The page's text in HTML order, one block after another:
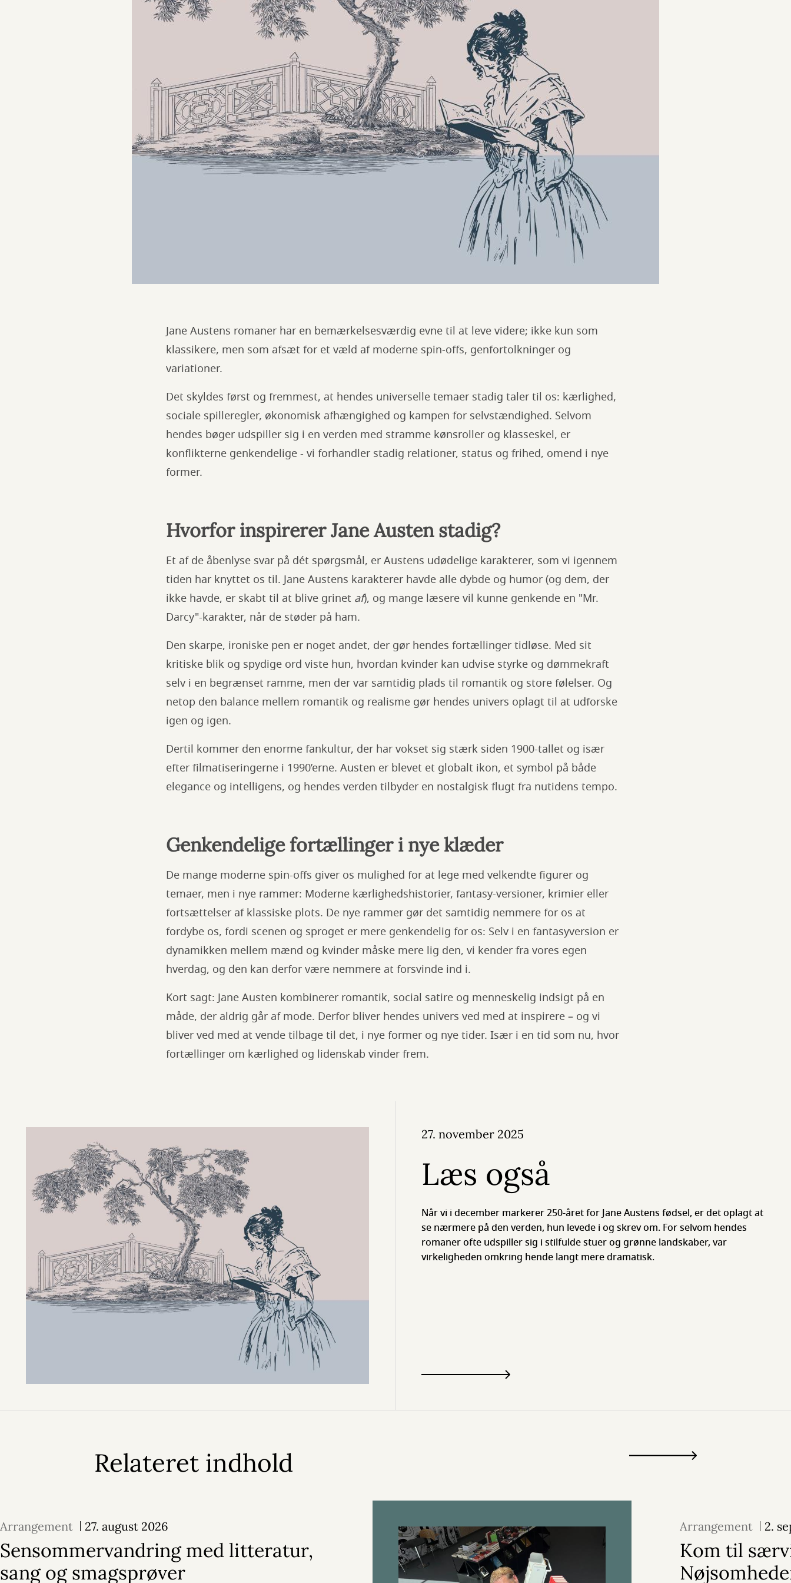
Jane Austens romaner har en bemærkelsesværdig evne til at leve videre; ikke kun som
klassikere, men som afsæt for et væld af moderne spin-offs, genfortolkninger og
variationer.
Det skyldes først og fremmest, at hendes universelle temaer stadig taler til os: kærlighed,
sociale spilleregler, økonomisk afhængighed og kampen for selvstændighed. Selvom
hendes bøger udspiller sig i en verden med stramme kønsroller og klasseskel, er
konflikterne genkendelige - vi forhandler stadig relationer, status og frihed, omend i nye
former.
Hvorfor inspirerer Jane Austen stadig?
Et af de åbenlyse svar på dét spørgsmål, er Austens udødelige karakterer, som vi igennem
tiden har knyttet os til. Jane Austens karakterer havde alle dybde og humor (og dem, der
ikke havde, er skabt til at blive grinet af), og mange læsere vil kunne genkende en "Mr.
Darcy"-karakter, når de støder på ham.
Den skarpe, ironiske pen er noget andet, der gør hendes fortællinger tidløse. Med sit
kritiske blik og spydige ord viste hun, hvordan kvinder kan udvise styrke og dømmekraft
selv i en begrænset ramme, men der var samtidig plads til romantik og store følelser. Og
netop den balance mellem romantik og realisme gør hendes univers oplagt til at udforske
igen og igen.
Dertil kommer den enorme fankultur, der har vokset sig stærk siden 1900-tallet og især
efter filmatiseringerne i 1990’erne. Austen er blevet et globalt ikon, et symbol på både
elegance og intelligens, og hendes verden tilbyder en nostalgisk flugt fra nutidens tempo.
Genkendelige fortællinger i nye klæder
De mange moderne spin-offs giver os mulighed for at lege med velkendte figurer og
temaer, men i nye rammer: Moderne kærlighedshistorier, fantasy-versioner, krimier eller
fortsættelser af klassiske plots. De nye rammer gør det samtidig nemmere for os at
fordybe os, fordi scenen og sproget er mere genkendelig for os: Selv i en fantasyversion er
dynamikken mellem mænd og kvinder måske mere lig den, vi kender fra vores egen
hverdag, og den kan derfor være nemmere at forsvinde ind i.
Kort sagt: Jane Austen kombinerer romantik, social satire og menneskelig indsigt på en
måde, der aldrig går af mode. Derfor bliver hendes univers ved med at inspirere – og vi
bliver ved med at vende tilbage til det, i nye former og nye tider. Især i en tid som nu, hvor
fortællinger om kærlighed og lidenskab vinder frem.
27. november 2025
Læs også
Når vi i december markerer 250-året for Jane Austens fødsel, er det oplagt at
se nærmere på den verden, hun levede i og skrev om. For selvom hendes
romaner ofte udspiller sig i stilfulde stuer og grønne landskaber, var
virkeligheden omkring hende langt mere dramatisk.
Relateret indhold
Arrangement 27. august 2026
Sensommervandring med litteratur,
sang og smagsprøver
Arrangement 2.
Kom til